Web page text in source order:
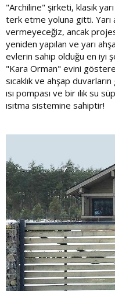
"Archiline" şirketi, klasik
terk etme yoluna gitti. Yarı
vermeyeceğiz, ancak
yeniden yapılan ve yarı
evlerin sahip olduğu en iyi
"Kara Orman" evini
sıcaklık ve ahşap
ısı pompası ve bir ılık su
ısıtma sistemine sahiptir!